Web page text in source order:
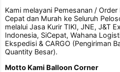
Kami melayani Pemesanan /
Cepat dan Murah ke Seluruh
melalui Jasa Kurir TIKI, JNE, J&T
Indonesia, SiCepat, Wahana
Ekspedisi & CARGO (Pengiriman
Quantity Besar).
Motto Kami Balloon Corner